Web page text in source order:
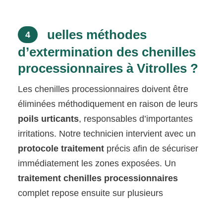
4
uelles méthodes
d’extermination des chenilles
processionnaires à Vitrolles ?
Les chenilles processionnaires doivent être
éliminées méthodiquement en raison de leurs
poils urticants, responsables d’importantes
irritations. Notre technicien intervient avec un
protocole traitement précis afin de sécuriser
immédiatement les zones exposées. Un
traitement chenilles processionnaires
complet repose ensuite sur plusieurs